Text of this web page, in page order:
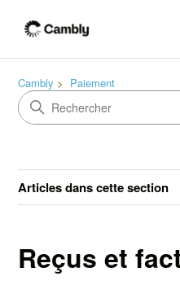
Cambly Paiement
Articles dans cette section
Reçus et